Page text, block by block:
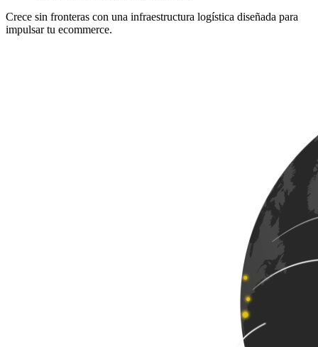
Crece sin fronteras con una infraestructura logística diseñada para
impulsar tu ecommerce.